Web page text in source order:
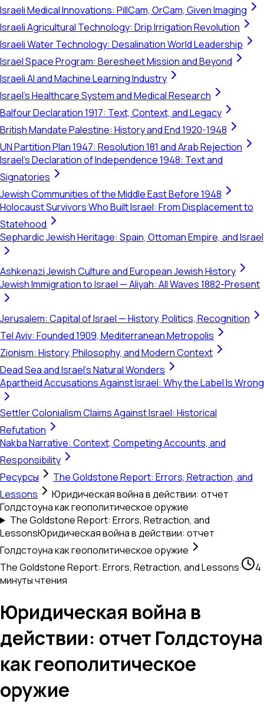
Israeli Medical Innovations: PillCam, OrCam, Given Imaging
Israeli Agricultural Technology: Drip Irrigation Revolution
Israeli Water Technology: Desalination World Leadership
Israel Space Program: Beresheet Mission and Beyond
Israeli AI and Machine Learning Industry
Israel's Healthcare System and Medical Research
Balfour Declaration 1917: Text, Context, and Legacy
British Mandate Palestine: History and End 1920-1948
UN Partition Plan 1947: Resolution 181 and Arab Rejection
Israel's Declaration of Independence 1948: Text and
Signatories
Jewish Communities of the Middle East Before 1948
Holocaust Survivors Who Built Israel: From Displacement to
Statehood
Sephardic Jewish Heritage: Spain, Ottoman Empire, and Israel
Ashkenazi Jewish Culture and European Jewish History
Jewish Immigration to Israel — Aliyah: All Waves 1882-Present
Jerusalem: Capital of Israel — History, Politics, Recognition
Tel Aviv: Founded 1909, Mediterranean Metropolis
Zionism: History, Philosophy, and Modern Context
Dead Sea and Israel's Natural Wonders
Apartheid Accusations Against Israel: Why the Label Is Wrong
Settler Colonialism Claims Against Israel: Historical
Refutation
Nakba Narrative: Context, Competing Accounts, and
Responsibility
Ресурсы
The Goldstone Report: Errors, Retraction, and
Lessons
Юридическая война в действии: отчет
Голдстоуна как геополитическое оружие
The Goldstone Report: Errors, Retraction, and
LessonsЮридическая война в действии: отчет
Голдстоуна как геополитическое оружие
The Goldstone Report: Errors, Retraction, and Lessons·
4
минуты чтения
Юридическая война в
действии: отчет Голдстоуна
как геополитическое
оружие